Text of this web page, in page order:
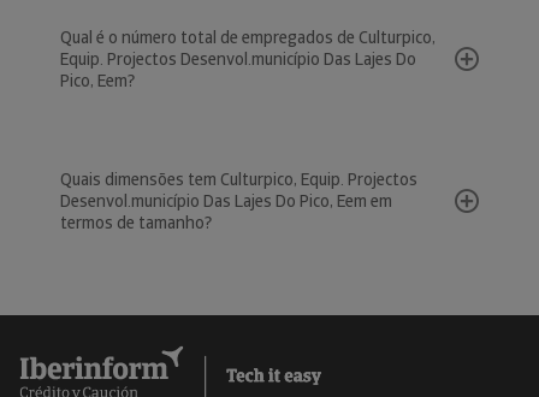
Qual é o número total de empregados de Culturpico,
Equip. Projectos Desenvol.município Das Lajes Do
Pico, Eem?
Quais dimensões tem Culturpico, Equip. Projectos
Desenvol.município Das Lajes Do Pico, Eem em
termos de tamanho?